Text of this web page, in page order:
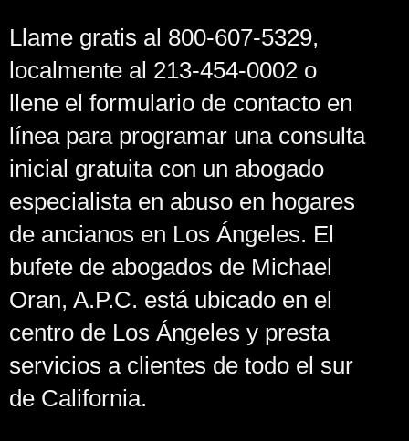
Llame gratis al 800-607-5329,
localmente al 213-454-0002 o
llene el formulario de contacto en
línea para programar una consulta
inicial gratuita con un abogado
especialista en abuso en hogares
de ancianos en Los Ángeles. El
bufete de abogados de Michael
Oran, A.P.C. está ubicado en el
centro de Los Ángeles y presta
servicios a clientes de todo el sur
de California.